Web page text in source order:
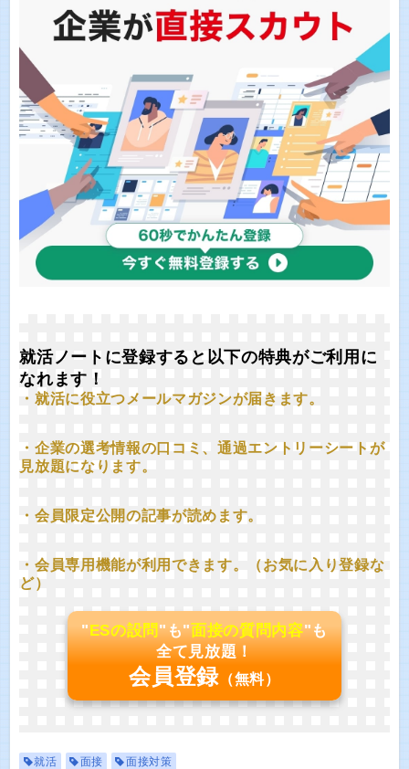
就活ノートに登録すると以下の特典がご利用に
なれます！
・就活に役立つメールマガジンが届きます。
・企業の選考情報の口コミ、通過エントリーシートが
見放題になります。
・会員限定公開の記事が読めます。
・会員専用機能が利用できます。（お気に入り登録な
ど）
"ESの設問"も"面接の質問内容"も
全て見放題！
会員登録 （無料）
就活 面接 面接対策